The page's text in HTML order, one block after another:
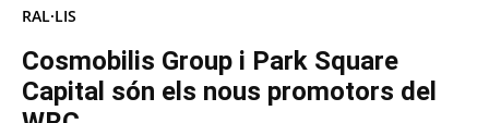
RAL·LIS
Cosmobilis Group i Park Square
Capital són els nous promotors del